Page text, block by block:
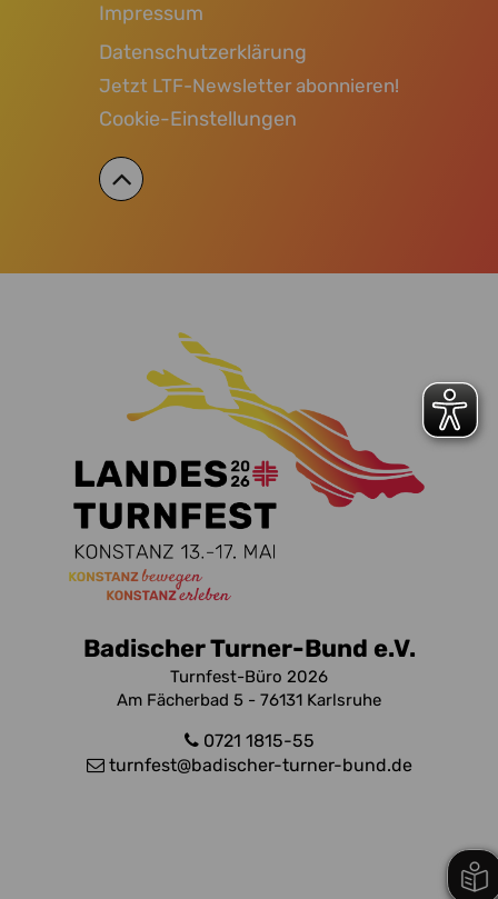
Impressum
Datenschutzerklärung
Jetzt LTF-Newsletter abonnieren!
Cookie-Einstellungen
Badischer Turner-Bund e.V.
Turnfest-Büro 2026
Am Fächerbad 5 - 76131 Karlsruhe
0721 1815-55
turnfest@badischer-turner-bund.de